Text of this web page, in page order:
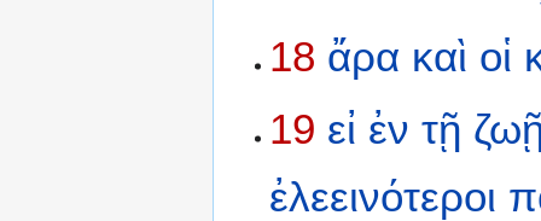
18 ἄρα καὶ οἱ
19 εἰ ἐν τῇ
ἐλεεινότεροι